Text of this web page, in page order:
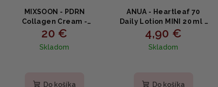
MIXSOON - PDRN
Collagen Cream -
Regeneračný
(Sodium DNA),
20 €
Skladom
Do košíka
ANUA - Heartleaf 70
Daily Lotion MINI 20 ml -
Ľahké hydratačné
mlieko so 70 %
srdcovníka 20ml
4,90 €
Skladom
Do košíka